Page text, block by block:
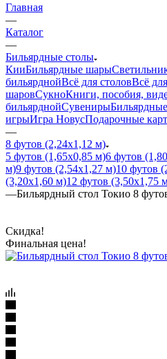
Главная
—
Каталог
—
Бильярдные столы
КииБильярдные шары
бильярднойВсё для столовВсё
шаровСукноКниги, пособия,
бильярднойСувениры
игрыИгра НовусПодарочные
—
8 футов (2,24х1,12 м)
5 футов (1,65х0,85 м)6 футов
м)9 футов (2,54х1,27 м)10 футов
(3,20х1,60 м)12 футов (3,50х1,75
—Бильярдный стол Токио 8
Скидка!
Финальная цена!